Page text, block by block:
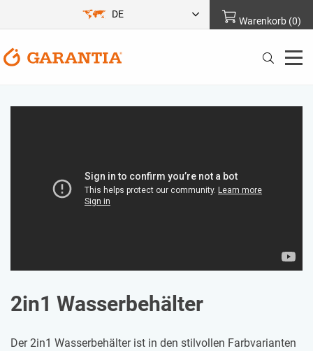
Warenkorb (0)
DE
2in1 Wasserbehälter
Der 2in1 Wasserbehälter ist in den stilvollen Farbvarianten